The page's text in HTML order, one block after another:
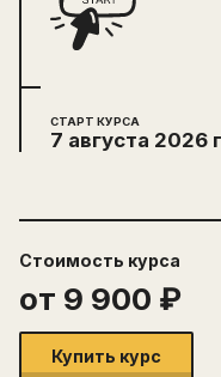
СТАРТ КУРСА
7 августа 2026
Стоимость курса
от 9 900 ₽
Купить курс